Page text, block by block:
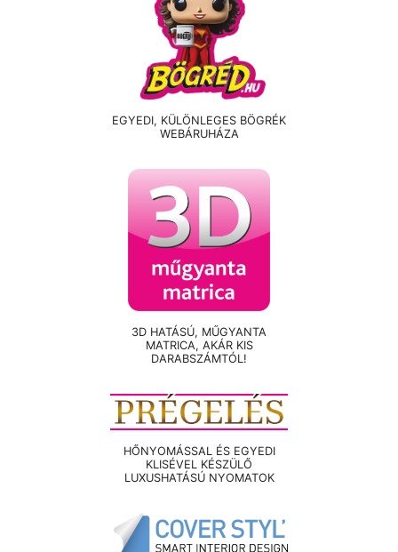
EGYEDI, KÜLÖNLEGES BÖGRÉK
WEBÁRUHÁZA
3D HATÁSÚ, MŰGYANTA
MATRICA, AKÁR KIS
DARABSZÁMTÓL!
HŐNYOMÁSSAL ÉS EGYEDI
KLISÉVEL KÉSZÜLŐ
LUXUSHATÁSÚ NYOMATOK